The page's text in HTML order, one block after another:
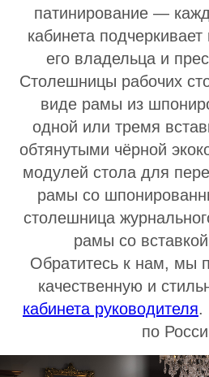
патинирование —
кабинета
его владельца и
Столешницы рабочих
виде рамы из
одной или тремя
обтянутыми чёрной
модулей стола для
рамы со
столешница
рамы со
Обратитесь к нам, мы
качественную и
кабинета руководителя.
по